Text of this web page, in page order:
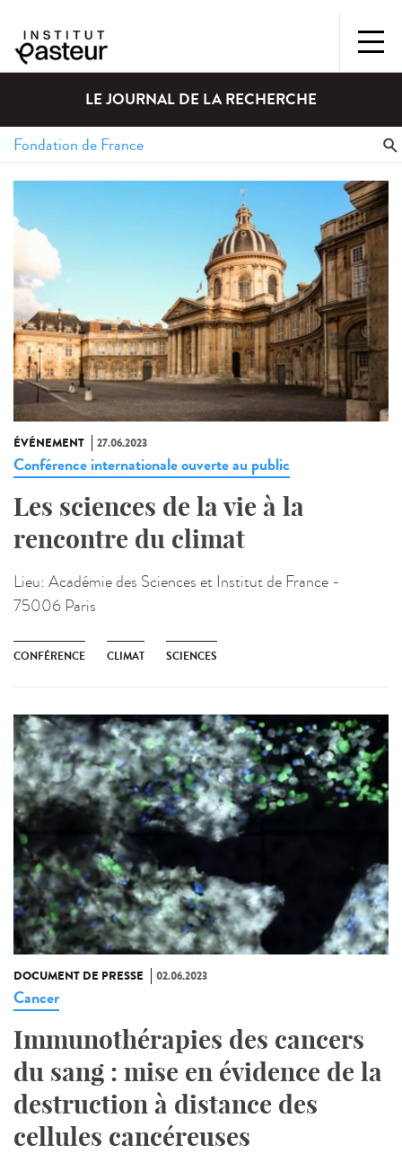
LE JOURNAL DE LA RECHERCHE
ÉVÉNEMENT 27.06.2023
Conférence internationale ouverte au public
Les sciences de la vie à la
rencontre du climat
Lieu: Académie des Sciences et Institut de France -
75006 Paris
CONFÉRENCE CLIMAT SCIENCES
DOCUMENT DE PRESSE 02.06.2023
Cancer
Immunothérapies des cancers
du sang : mise en évidence de la
destruction à distance des
cellules cancéreuses